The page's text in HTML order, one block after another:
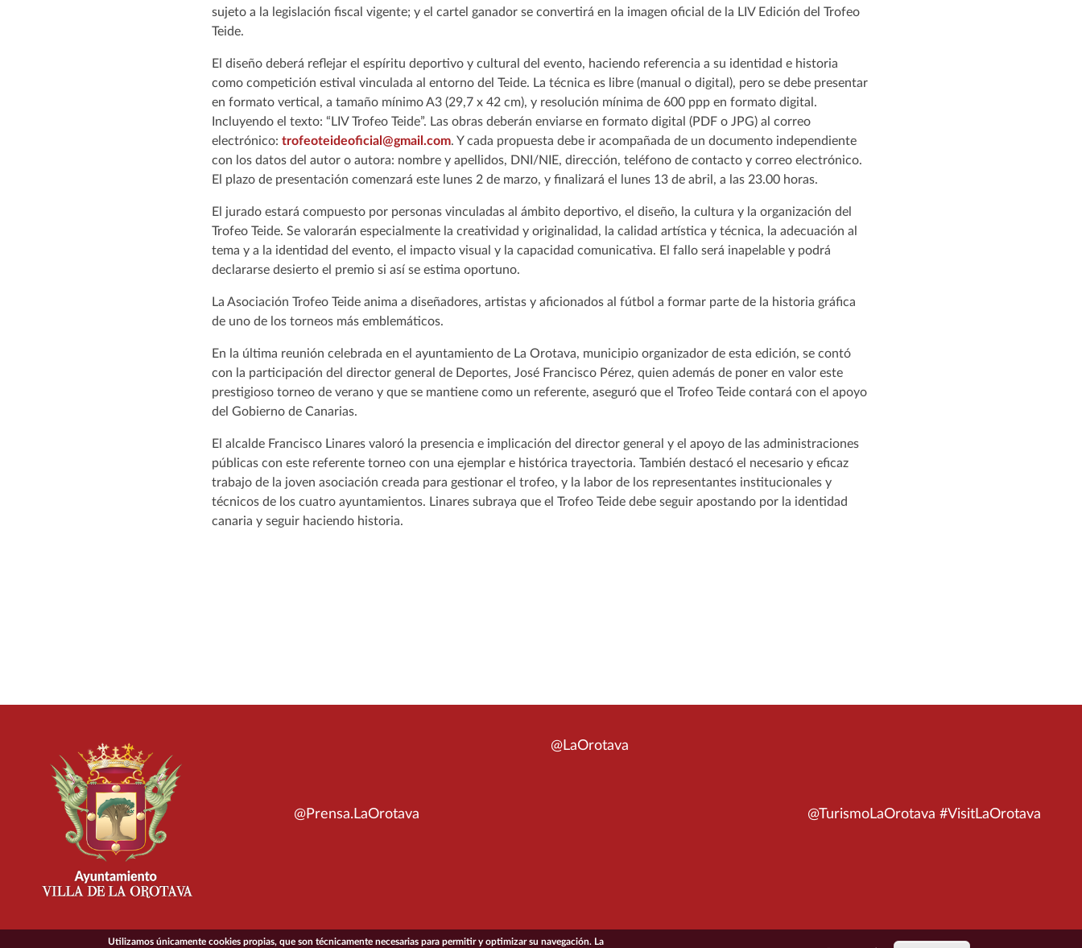
sujeto a la legislación fiscal vigente; y el cartel ganador se convertirá en la imagen oficial de la LIV Edición del Trofeo
Teide.
El diseño deberá reflejar el espíritu deportivo y cultural del evento, haciendo referencia a su identidad e historia
como competición estival vinculada al entorno del Teide. La técnica es libre (manual o digital), pero se debe presentar
en formato vertical, a tamaño mínimo A3 (29,7 x 42 cm), y resolución mínima de 600 ppp en formato digital.
Incluyendo el texto: “LIV Trofeo Teide”. Las obras deberán enviarse en formato digital (PDF o JPG) al correo
electrónico:trofeoteideoficial@gmail.com. Y cada propuesta debe ir acompañada de un documento independiente
con los datos del autor o autora: nombre y apellidos, DNI/NIE, dirección, teléfono de contacto y correo electrónico.
El plazo de presentación comenzará este lunes 2 de marzo, y finalizará el lunes 13 de abril, a las 23.00 horas.
El jurado estará compuesto por personas vinculadas al ámbito deportivo, el diseño, la cultura y la organización del
Trofeo Teide. Se valorarán especialmente la creatividad y originalidad, la calidad artística y técnica, la adecuación al
tema y a la identidad del evento, el impacto visual y la capacidad comunicativa. El fallo será inapelable y podrá
declararse desierto el premio si así se estima oportuno.
La Asociación Trofeo Teide anima a diseñadores, artistas y aficionados al fútbol a formar parte de la historia gráfica
de uno de los torneos más emblemáticos.
En la última reunión celebrada en el ayuntamiento de La Orotava, municipio organizador de esta edición, se contó
con la participación del director general de Deportes, José Francisco Pérez, quien además de poner en valor este
prestigioso torneo de verano y que se mantiene como un referente, aseguró que el Trofeo Teide contará con el apoyo
del Gobierno de Canarias.
El alcalde Francisco Linares valoró la presencia e implicación del director general y el apoyo de las administraciones
públicas con este referente torneo con una ejemplar e histórica trayectoria. También destacó el necesario y eficaz
trabajo de la joven asociación creada para gestionar el trofeo, y la labor de los representantes institucionales y
técnicos de los cuatro ayuntamientos. Linares subraya que el Trofeo Teide debe seguir apostando por la identidad
canaria y seguir haciendo historia.
@Prensa.LaOrotava
@LaOrotava
@TurismoLaOrotava #VisitLaOrotava
Utilizamos únicamente cookies propias, que son técnicamente necesarias para permitir y optimizar su navegación. La